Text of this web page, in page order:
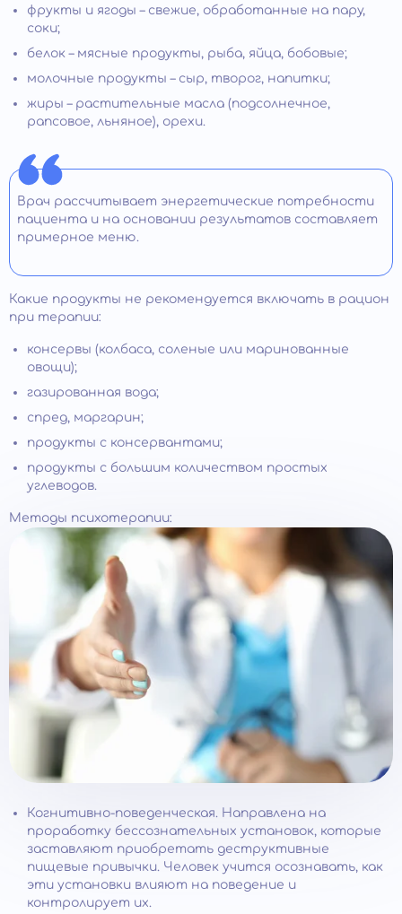
фрукты и ягоды – свежие, обработанные на пару,
соки;
белок – мясные продукты, рыба, яйца, бобовые;
молочные продукты – сыр, творог, напитки;
жиры – растительные масла (подсолнечное,
рапсовое, льняное), орехи.
Врач рассчитывает энергетические потребности
пациента и на основании результатов составляет
примерное меню.
Какие продукты не рекомендуется включать в рацион
при терапии:
консервы (колбаса, соленые или маринованные
овощи);
газированная вода;
спред, маргарин;
продукты с консервантами;
продукты с большим количеством простых
углеводов.
Методы психотерапии:
Когнитивно-поведенческая. Направлена на
проработку бессознательных установок, которые
заставляют приобретать деструктивные
пищевые привычки. Человек учится осознавать, как
эти установки влияют на поведение и
контролирует их.